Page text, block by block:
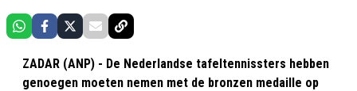
ZADAR (ANP) - De Nederlandse tafeltennissters hebben
genoegen moeten nemen met de bronzen medaille op